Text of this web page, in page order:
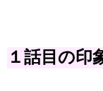
１話目の印